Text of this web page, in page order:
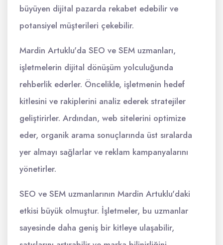
büyüyen dijital pazarda rekabet edebilir ve
potansiyel müşterileri çekebilir.
Mardin Artuklu'da SEO ve SEM uzmanları,
işletmelerin dijital dönüşüm yolculuğunda
rehberlik ederler. Öncelikle, işletmenin hedef
kitlesini ve rakiplerini analiz ederek stratejiler
geliştirirler. Ardından, web sitelerini optimize
eder, organik arama sonuçlarında üst sıralarda
yer almayı sağlarlar ve reklam kampanyalarını
yönetirler.
SEO ve SEM uzmanlarının Mardin Artuklu'daki
etkisi büyük olmuştur. İşletmeler, bu uzmanlar
sayesinde daha geniş bir kitleye ulaşabilir,